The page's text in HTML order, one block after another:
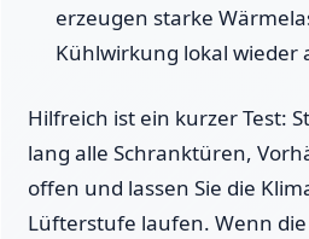
erzeugen starke
Kühlwirkung lokal wieder
Hilfreich ist ein kurzer Test:
lang alle Schranktüren,
offen und lassen Sie die
Lüfterstufe laufen. Wenn